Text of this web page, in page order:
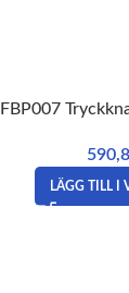
FBP007
LÄGG TILL I